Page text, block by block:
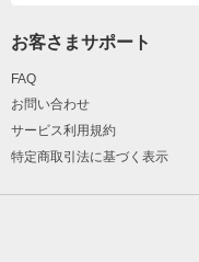
お客さまサポート
FAQ
お問い合わせ
サービス利用規約
特定商取引法に基づく表示